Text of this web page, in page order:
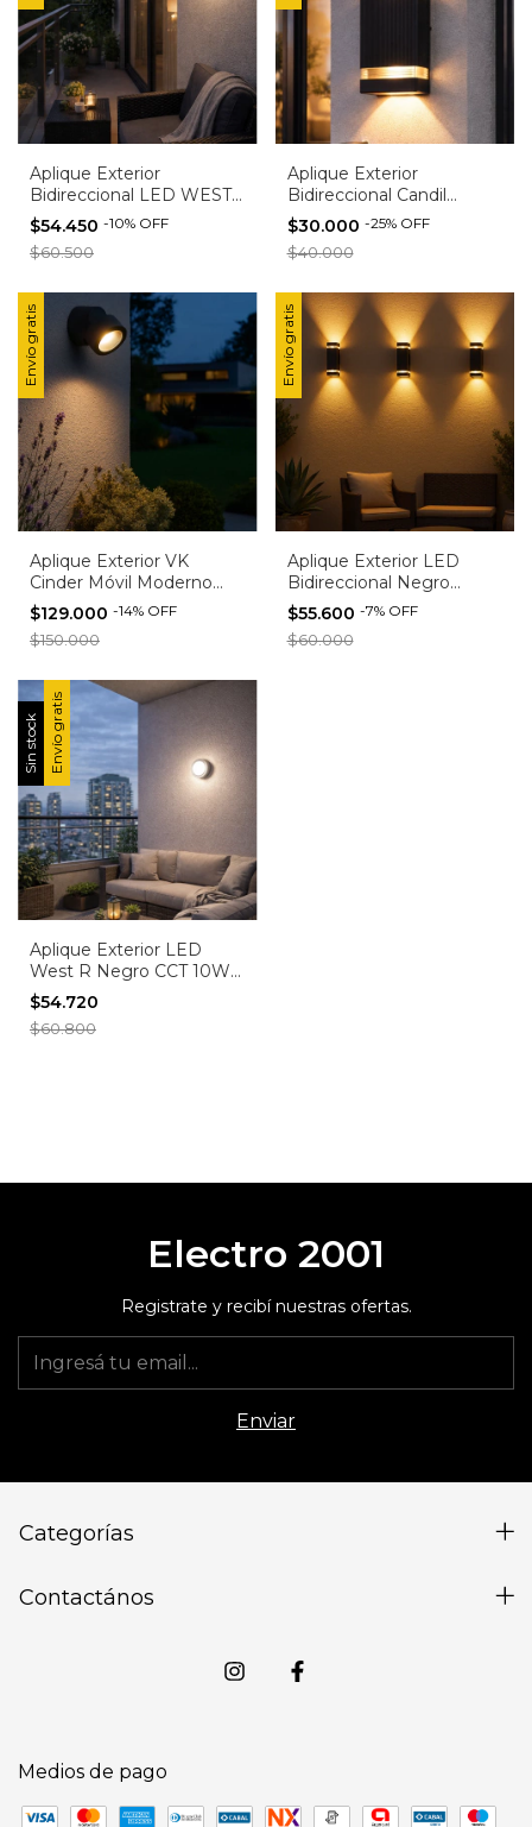
Aplique Exterior
Bidireccional LED WEST
VDNG Negro - Diseño
Moderno para Pared y
techo Exterior
$54.450 -10% OFF
$60.500
Aplique Exterior
Bidireccional Candil
MARO 2 Negro |
Policarbonato | IP para
Exterior
$30.000 -25% OFF
$40.000
Envío gratis
Aplique Exterior VK
Cinder Móvil Moderno
para Pared o Techo IP54
Negro
$129.000 -14% OFF
$150.000
Envío gratis
Aplique Exterior LED
Bidireccional Negro
Candil Mao 2 Luz
Aluminio
$55.600 -7% OFF
$60.000
Sin stock Envío gratis
Aplique Exterior LED
West R Negro CCT 10W -
Luz Regulable Cálida,
Neutra y Fría para Pared y
techo
$54.720
$60.800
Electro 2001
Registrate y recibí nuestras ofertas.
Categorías
Contactános
Medios de pago